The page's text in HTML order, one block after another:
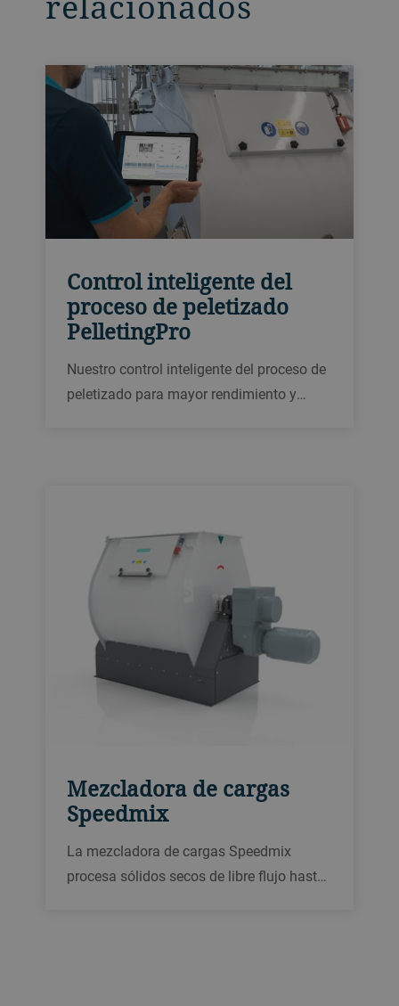
Control inteligente del
proceso de peletizado
PelletingPro
Nuestro control inteligente del proceso de
peletizado para mayor rendimiento y
Mezcladora de cargas
Speedmix
La mezcladora de cargas Speedmix
procesa sólidos secos de libre flujo hasta